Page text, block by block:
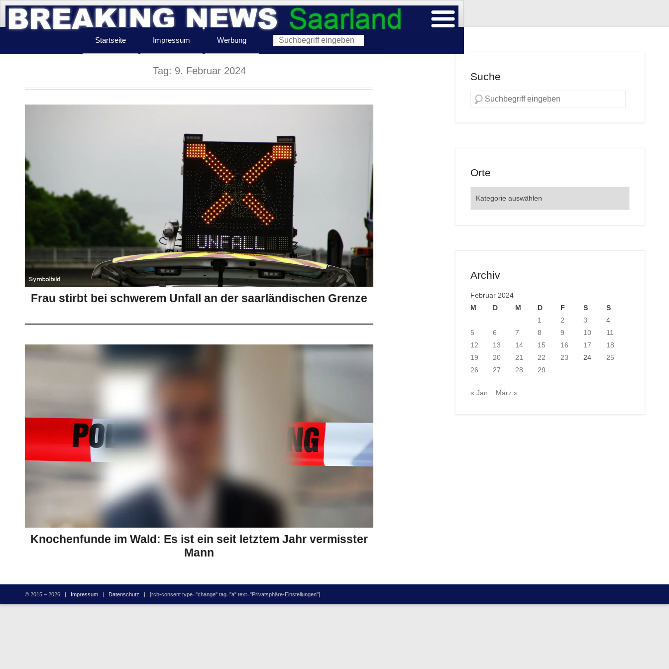
Startseite Impressum Werbung
Tag: 9. Februar 2024
Frau stirbt bei schwerem Unfall an der saarländischen Grenze
Knochenfunde im Wald: Es ist ein seit letztem Jahr vermisster
Mann
Suche
Orte
Archiv
Februar 2024
M
D M D F S
S
1
2 3
4
5
6 7 8 9 10
11
12
13 14 15 16 17
18
19
20 21 22 23 24
25
26
27 28 29
« Jan. März »
© 2015 – 2026 | Impressum | Datenschutz | [rcb-consent type="change" tag="a" text="Privatsphäre-Einstellungen"]